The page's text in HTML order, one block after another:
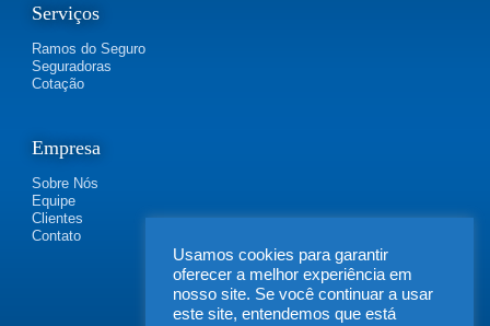
Serviços
Ramos do Seguro
Seguradoras
Cotação
Empresa
Sobre Nós
Equipe
Clientes
Contato
Usamos cookies para garantir
oferecer a melhor experiência em
nosso site. Se você continuar a usar
este site, entendemos que está